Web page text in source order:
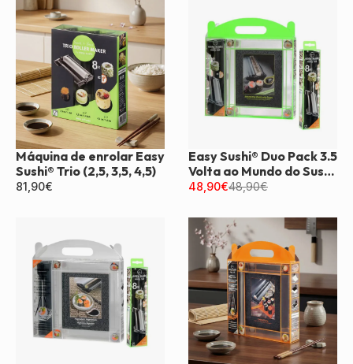
Máquina de enrolar Easy
Sushi® Trio (2,5, 3,5, 4,5)
81,90€
Easy Sushi® Duo Pack 3.5
Volta ao Mundo do Sushi
e 2.5
48,90€48,90€